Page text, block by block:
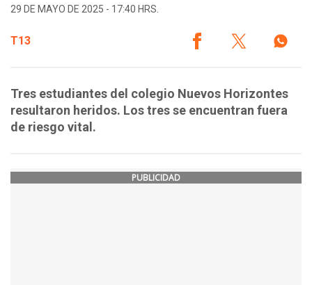
29 DE MAYO DE 2025 - 17:40 HRS.
T13
Tres estudiantes del colegio Nuevos Horizontes
resultaron heridos. Los tres se encuentran fuera
de riesgo vital.
PUBLICIDAD